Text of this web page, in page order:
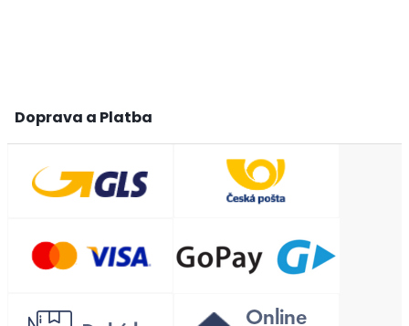
Doprava a Platba